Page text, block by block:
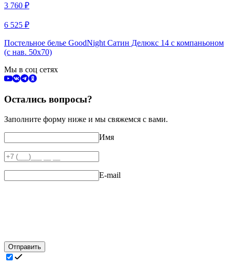
3 760 ₽
6 525 ₽
Постельное белье GoodNight Сатин Делюкс 14 с компаньоном
(с нав. 50х70)
Мы в соц сетях
Остались вопросы?
Заполните форму ниже и мы свяжемся с вами.
Имя
E-mail
Отправить